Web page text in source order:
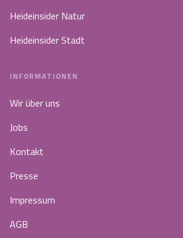
Heideinsider Natur
Heideinsider Stadt
INFORMATIONEN
Wir über uns
Jobs
Kontakt
Presse
Impressum
AGB